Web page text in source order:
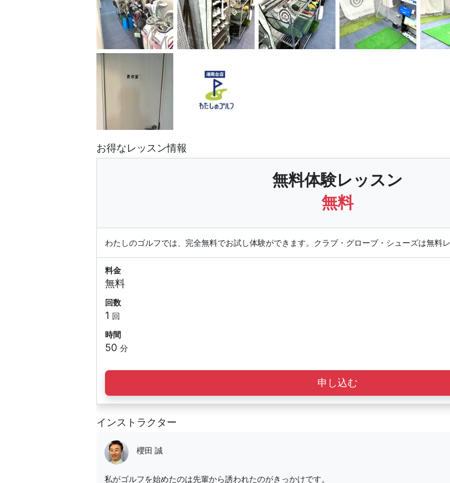
お得なレッスン情報
無料体験レッスン
無料
わたしのゴルフでは、完全無料でお試し体験ができます。クラブ・グローブ・シューズは無料
料金
無料
回数
1 回
時間
50 分
申し込む
インストラクター
櫻田 誠
私がゴルフを始めたのは先輩から誘われたのがきっかけです。